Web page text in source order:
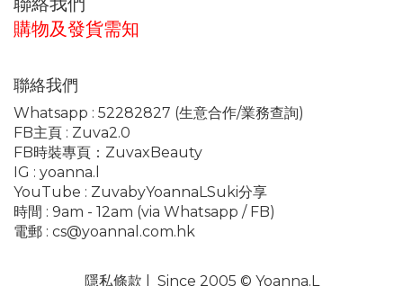
購物及發貨需知
聯絡我們
Whatsapp : 52282827 (生意合作/業務查詢)
FB主頁 : Zuva2.0
FB時裝專頁： ZuvaxBeauty
IG : yoanna.l
YouTube : ZuvabyYoannaLSuki分享
時間 : 9am - 12am (via Whatsapp / FB)
電郵 : cs@yoannal.com.hk
隱私條款 | Since 2005 © Yoanna.L